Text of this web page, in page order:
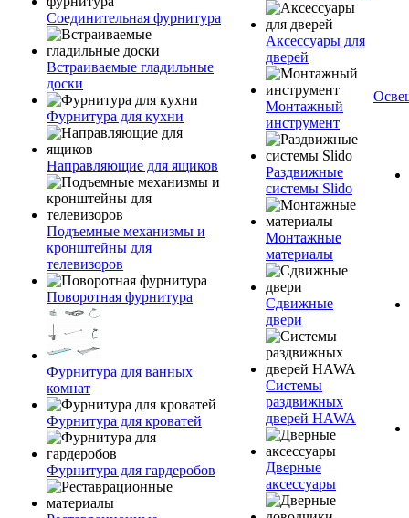
Соединительная фурнитура
Встраиваемые гладильные
доски
Фурнитура для кухни
Направляющие для ящиков
Подъемные механизмы и
кронштейны для
телевизоров
Поворотная фурнитура
Фурнитура для ванных
комнат
Фурнитура для кроватей
Фурнитура для гардеробов
Аксессуары для
дверей
Монтажный
инструмент
Раздвижные
системы Slido
Монтажные
материалы
Сдвижные
двери
Системы
раздвижных
дверей HAWA
Дверные
аксессуары